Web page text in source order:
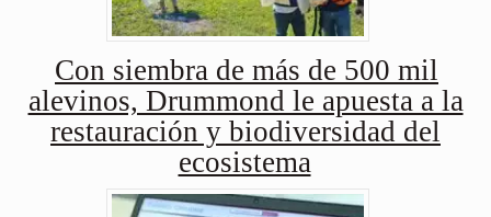
Con siembra de más de 500 mil
alevinos, Drummond le apuesta a la
restauración y biodiversidad del
ecosistema